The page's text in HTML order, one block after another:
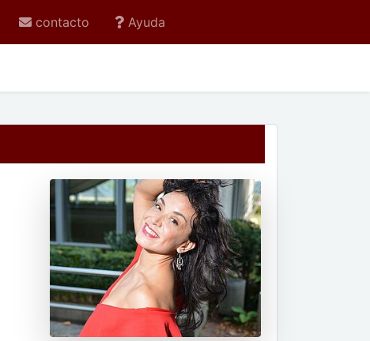
contacto Ayuda